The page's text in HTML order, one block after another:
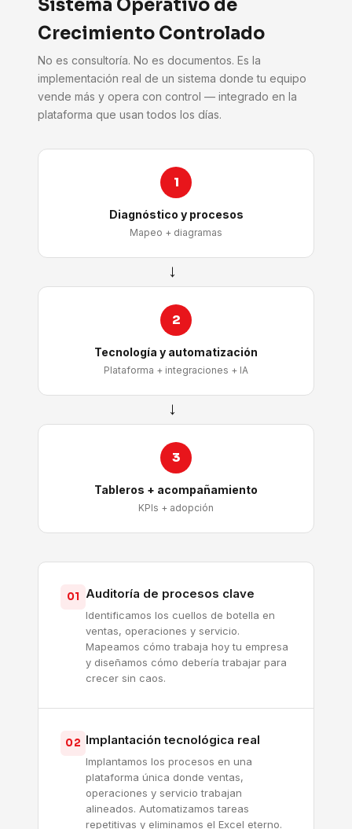
Sistema Operativo de
Crecimiento Controlado
No es consultoría. No es documentos. Es la
implementación real de un sistema donde tu equipo
vende más y opera con control — integrado en la
plataforma que usan todos los días.
1
Diagnóstico y procesos
Mapeo + diagramas
→
2
Tecnología y automatización
Plataforma + integraciones + IA
→
3
Tableros + acompañamiento
KPIs + adopción
01 Auditoría de procesos clave
Identificamos los cuellos de botella en
ventas, operaciones y servicio.
Mapeamos cómo trabaja hoy tu empresa
y diseñamos cómo debería trabajar para
crecer sin caos.
02 Implantación tecnológica real
Implantamos los procesos en una
plataforma única donde ventas,
operaciones y servicio trabajan
alineados. Automatizamos tareas
repetitivas y eliminamos el Excel eterno.